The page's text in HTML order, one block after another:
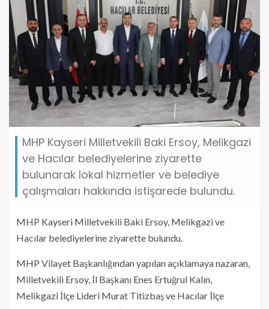
MHP Kayseri Milletvekili Baki Ersoy, Melikgazi
ve Hacılar belediyelerine ziyarette
bulunarak lokal hizmetler ve belediye
çalışmaları hakkında istişarede bulundu.
MHP Kayseri Milletvekili Baki Ersoy, Melikgazi ve
Hacılar belediyelerine ziyarette bulundu.
MHP Vilayet Başkanlığından yapılan açıklamaya nazaran,
Milletvekili Ersoy, İl Başkanı Enes Ertuğrul Kalın,
Melikgazi İlçe Lideri Murat Titizbaş ve Hacılar İlçe